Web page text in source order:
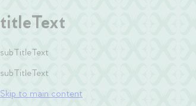
titleText
subTitleText
subTitleText
Skip to main content